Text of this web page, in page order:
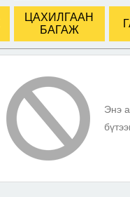
ЦАХИЛГААН
БАГАЖ
Энэ
2*12хэмжээтэй